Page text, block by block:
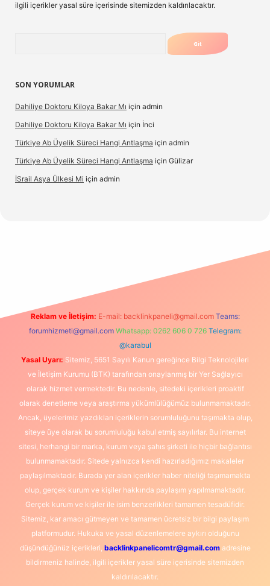
ilgili içerikler yasal süre içerisinde sitemizden kaldırılacaktır.
SON YORUMLAR
Dahiliye Doktoru Kiloya Bakar Mı için admin
Dahiliye Doktoru Kiloya Bakar Mı için İnci
Türkiye Ab Üyelik Süreci Hangi Antlaşma için admin
Türkiye Ab Üyelik Süreci Hangi Antlaşma için Gülizar
İSrail Asya Ülkesi Mi için admin
Reklam ve İletişim: E-mail: backlinkpaneli@gmail.com Teams:
forumhizmeti@gmail.com Whatsapp: 0262 606 0 726 Telegram:
@karabul
Yasal Uyarı: Sitemiz, 5651 Sayılı Kanun gereğince Bilgi Teknolojileri
ve İletişim Kurumu (BTK) tarafından onaylanmış bir Yer Sağlayıcı
olarak hizmet vermektedir. Bu nedenle, sitedeki içerikleri proaktif
olarak denetleme veya araştırma yükümlülüğümüz bulunmamaktadır.
Ancak, üyelerimiz yazdıkları içeriklerin sorumluluğunu taşımakta olup,
siteye üye olarak bu sorumluluğu kabul etmiş sayılırlar. Bu internet
sitesi, herhangi bir marka, kurum veya şahıs şirketi ile hiçbir bağlantısı
bulunmamaktadır. Sitede yalnızca kendi hazırladığımız makaleler
paylaşılmaktadır. Burada yer alan içerikler haber niteliği taşımamakta
olup, gerçek kurum ve kişiler hakkında paylaşım yapılmamaktadır.
Gerçek kurum ve kişiler ile isim benzerlikleri tamamen tesadüfidir.
Sitemiz, kar amacı gütmeyen ve tamamen ücretsiz bir bilgi paylaşım
platformudur. Hukuka ve yasal düzenlemelere aykırı olduğunu
düşündüğünüz içerikleri, backlinkpanelicomtr@gmail.comadresine
bildirmeniz halinde, ilgili içerikler yasal süre içerisinde sitemizden
kaldırılacaktır.